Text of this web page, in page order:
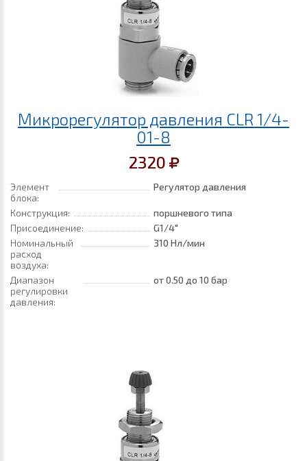
Микрорегулятор давления CLR 1/4-
01-8
2320
Элемент
блока:
Регулятор давления
Конструкция:
поршневого типа
Присоединение:
G1/4"
Номинальный
расход
воздуха:
310 Нл/мин
Диапазон
регулировки
давления:
от 0.50 до 10 бар